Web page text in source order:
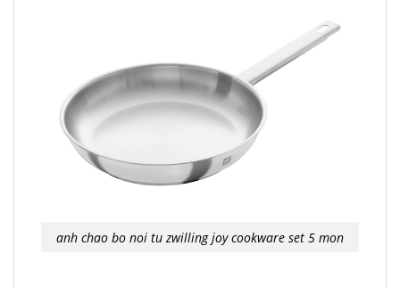
anh chao bo noi tu zwilling joy cookware set 5 mon